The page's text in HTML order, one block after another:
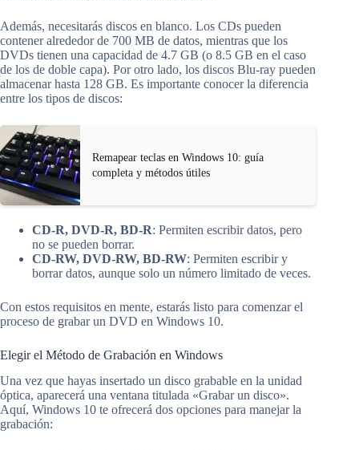
Además, necesitarás discos en blanco. Los CDs pueden
contener alrededor de 700 MB de datos, mientras que los
DVDs tienen una capacidad de 4.7 GB (o 8.5 GB en el caso
de los de doble capa). Por otro lado, los discos Blu-ray pueden
almacenar hasta 128 GB. Es importante conocer la diferencia
entre los tipos de discos:
Remapear teclas en Windows 10: guía
completa y métodos útiles
CD-R, DVD-R, BD-R: Permiten escribir datos, pero
no se pueden borrar.
CD-RW, DVD-RW, BD-RW: Permiten escribir y
borrar datos, aunque solo un número limitado de veces.
Con estos requisitos en mente, estarás listo para comenzar el
proceso de grabar un DVD en Windows 10.
Elegir el Método de Grabación en Windows
Una vez que hayas insertado un disco grabable en la unidad
óptica, aparecerá una ventana titulada «Grabar un disco».
Aquí, Windows 10 te ofrecerá dos opciones para manejar la
grabación: